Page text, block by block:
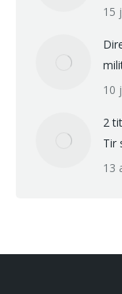
15
10
2
Tir
13